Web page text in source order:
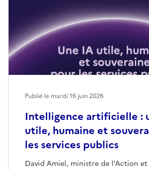
Intelligence artificielle :
utile, humaine et
les services publics
David Amiel, ministre de l'Action et
Publié le mardi 16 juin 2026